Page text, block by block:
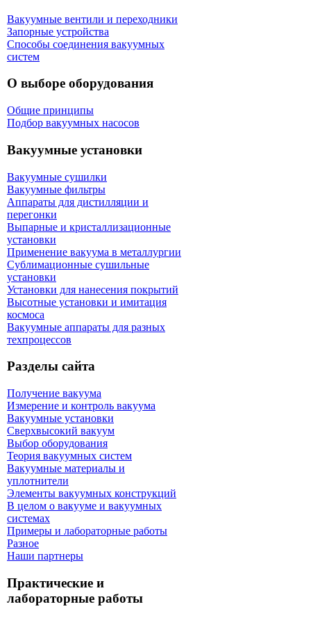
Вакуумные вентили и переходники
Запорные устройства
Способы соединения вакуумных
систем
О выборе оборудования
Общие принципы
Подбор вакуумных насосов
Вакуумные установки
Вакуумные сушилки
Вакуумные фильтры
Аппараты для дистилляции и
перегонки
Выпарные и кристаллизационные
установки
Применение вакуума в металлургии
Сублимационные сушильные
установки
Установки для нанесения покрытий
Высотные установки и имитация
космоса
Вакуумные аппараты для разных
техпроцессов
Разделы сайта
Получение вакуума
Измерение и контроль вакуума
Вакуумные установки
Сверхвысокий вакуум
Выбор оборудования
Теория вакуумных систем
Вакуумные материалы и
уплотнители
Элементы вакуумных конструкций
В целом о вакууме и вакуумных
системах
Примеры и лабораторные работы
Разное
Наши партнеры
Практические и
лабораторные работы